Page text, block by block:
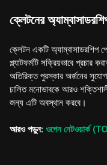
ক্লেটনের
ক্লেটন একটি অ্যাম্বাসাডরশিপ
প্ল্যাটফর্মটি সক্রিয়ভাবে প্রচার
অতিরিক্ত পুরস্কার অর্জনের
চালিত মনোভাবকে আরও
জন্য এটি অবস্থান করবে।
আরও পড়ুন: ওপেন নেটওয়ার্ক